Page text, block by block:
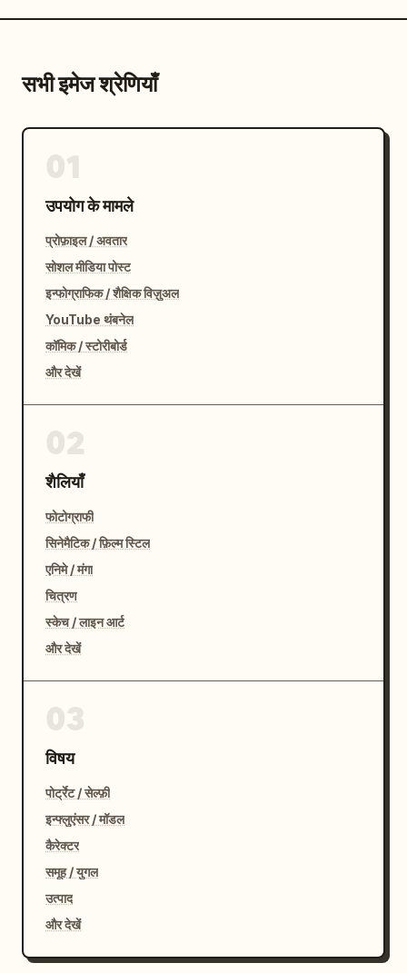
सभी इमेज श्रेणियाँ
उपयोग के मामले
प्रोफ़ाइल / अवतार
सोशल मीडिया पोस्ट
इन्फोग्राफिक / शैक्षिक विज़ुअल
YouTube थंबनेल
कॉमिक / स्टोरीबोर्ड
और देखें
शैलियाँ
फोटोग्राफी
सिनेमैटिक / फ़िल्म स्टिल
एनिमे / मंगा
चित्रण
स्केच / लाइन आर्ट
और देखें
विषय
पोर्ट्रेट / सेल्फ़ी
इन्फ्लुएंसर / मॉडल
कैरेक्टर
समूह / युगल
उत्पाद
और देखें